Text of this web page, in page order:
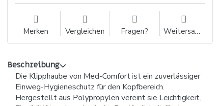
Merken Vergleichen Fragen? Weitersagen
Beschreibung
Die Klipphaube von Med-Comfort ist ein zuverlässiger
Einweg-Hygieneschutz für den Kopfbereich.
Hergestellt aus Polypropylen vereint sie Leichtigkeit,